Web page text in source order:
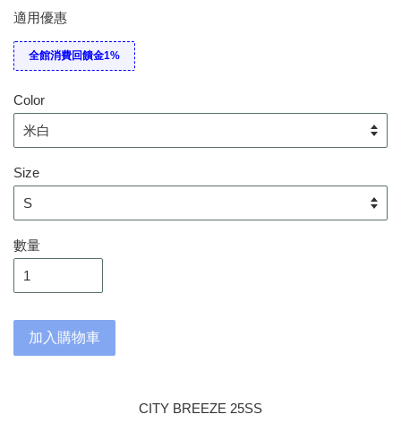
適用優惠
全館消費回饋金1%
Color
Size
數量
加入購物車
CITY BREEZE 25SS